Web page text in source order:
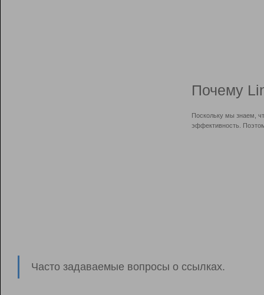
Почему
Поскольку мы знаем,
эффективность.
Часто задаваемые вопросы о ссылках.